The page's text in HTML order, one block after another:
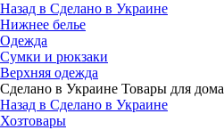
Назад в Сделано в Украине
Нижнее белье
Одежда
Сумки и рюкзаки
Верхняя одежда
Сделано в Украине Товары для дома
Назад в Сделано в Украине
Хозтовары